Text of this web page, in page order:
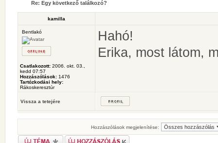
Re: Egy következő találkozó?
kamilla
Bentlakó
Csatlakozott: 2006. okt. 03.,
kedd 07:57
Hozzászólások: 1476
Tartózkodási hely:
Rákoskeresztúr
Hahó!
Erika, most látom,
Vissza a tetejére
Hozzászólások megjelenítése: